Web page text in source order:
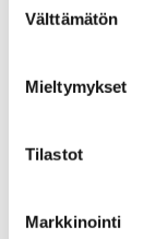
valinta
Välttämätön
Mieltymykset
Tilastot
Markkinointi